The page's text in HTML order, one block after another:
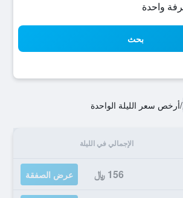
بحث
/أرخص سعر الليلة الواحدة
الإجمالي في الليلة
156 ﷼ عرض الصفقة